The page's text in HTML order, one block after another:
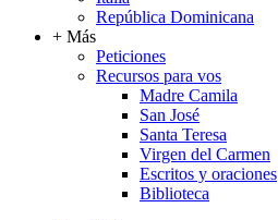
República Dominicana
+ Más
Peticiones
Recursos para vos
Madre Camila
San José
Santa Teresa
Virgen del Carmen
Escritos y oraciones
Biblioteca